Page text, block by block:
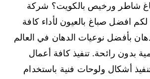
شاطر ورخيص بالكويت؟ شركة
افضل صباغ بالعيون لأداء كافة
بأفضل نوعيات الدهان في العالم
بدون رائحة. تنفيذ كافة أعمال
أشكال ولوحات فنية باستخدام